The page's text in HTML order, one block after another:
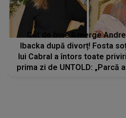
Cât de bine îi merge
Ibacka după divorț! Fosta
lui Cabral a întors toate
prima zi de UNTOLD: „Parcă